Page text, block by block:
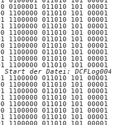
Start der Datei: